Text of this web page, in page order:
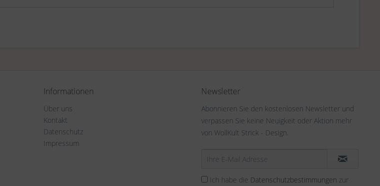
Informationen
Über uns
Kontakt
Datenschutz
Impressum
Newsletter
Abonnieren Sie den kostenlosen Newsletter und
verpassen Sie keine Neuigkeit oder Aktion mehr
von WollKult Strick - Design.
Ich habe die Datenschutzbestimmungen zur